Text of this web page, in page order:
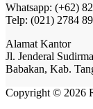
Whatsapp: (+62)
Telp: (021) 2784
Alamat Kantor
Jl. Jenderal
Babakan, Kab.
Copyright © 2026